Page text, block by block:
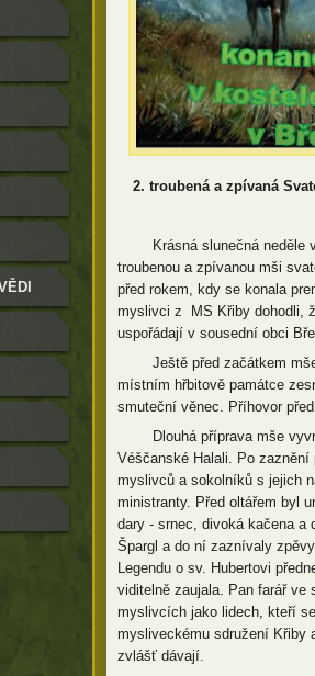
2. troubená a zpívaná
Krásná slunečná neděle
troubenou a zpívanou mši
před rokem, kdy se konala
myslivci z MS Křiby dohodli,
uspořádají v sousední obci
Ještě před začátkem mše
místním hřbitově památce
smuteční věnec. Příhovor
Dlouhá příprava mše
Véščanské Halali. Po
myslivců a sokolníků s jejich
ministranty. Před oltářem byl
dary - srnec, divoká kačena a
Špargl a do ní zaznívaly
Legendu o sv. Hubertovi
viditelně zaujala. Pan farář ve
myslivcích jako lidech, kteří
mysliveckému sdružení Křiby
zvlášť dávají.